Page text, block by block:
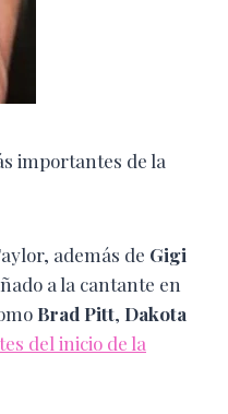
importantes de la
además de Gigi
a la cantante en
Brad Pitt, Dakota
del inicio de la